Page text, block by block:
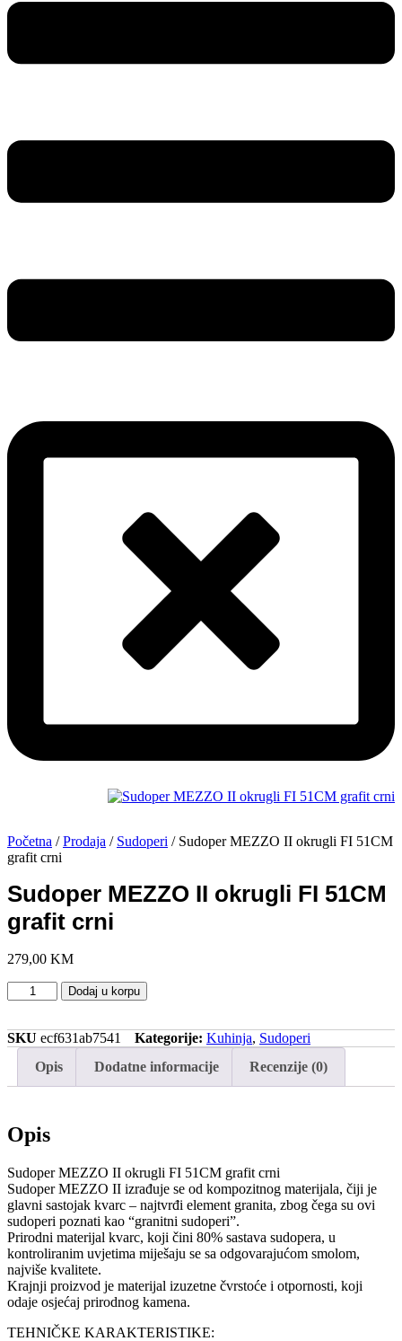
Početna /Prodaja / Sudoperi / Sudoper MEZZO II okrugli FI 51CM
grafit crni
Sudoper MEZZO II okrugli FI 51CM
grafit crni
279,00 KM
Sudoper
MEZZO
okrugli
FI
51CM
grafit
Dodaj u korpu
SKU ecf631ab7541 Kategorije: Kuhinja, Sudoperi
Opis
Dodatne informacije Recenzije (0)
Opis
Sudoper MEZZO II okrugli FI 51CM grafit crni
Sudoper MEZZO II izrađuje se od kompozitnog materijala, čiji je
glavni sastojak kvarc – najtvrđi element granita, zbog čega su ovi
sudoperi poznati kao “granitni sudoperi”.
Prirodni materijal kvarc, koji čini 80% sastava sudopera, u
kontroliranim uvjetima miješaju se sa odgovarajućom smolom,
najviše kvalitete.
Krajnji proizvod je materijal izuzetne čvrstoće i otpornosti, koji
odaje osjećaj prirodnog kamena.
TEHNIČKE KARAKTERISTIKE: